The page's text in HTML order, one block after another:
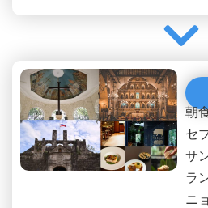
朝
セ
サ
ラ
ニ